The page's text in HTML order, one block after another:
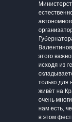
этого
исходя из
только для
живёт на
очень
нам есть,
в этом